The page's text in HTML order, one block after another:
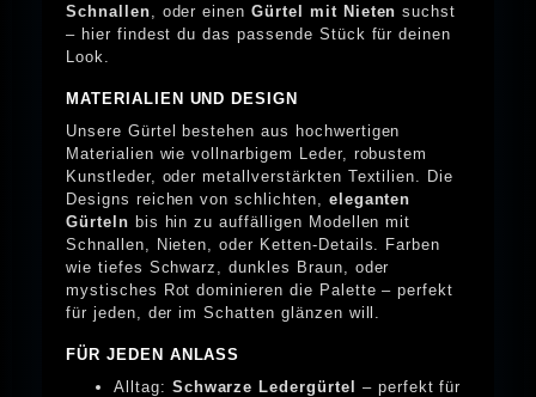
Schnallen , oder einenGürtel mit Nieten suchst
– hier findest du das passende Stück für deinen
Look.
MATERIALIEN UND DESIGN
Unsere Gürtel bestehen aus hochwertigen
Materialien wie vollnarbigem Leder, robustem
Kunstleder, oder metallverstärkten Textilien. Die
Designs reichen von schlichten, eleganten
Gürteln bis hin zu auffälligen Modellen mit
Schnallen, Nieten, oder Ketten-Details. Farben
wie tiefes Schwarz, dunkles Braun, oder
mystisches Rot dominieren die Palette – perfekt
für jeden, der im Schatten glänzen will.
FÜR JEDEN ANLASS
Alltag: Schwarze Ledergürtel
– perfekt für